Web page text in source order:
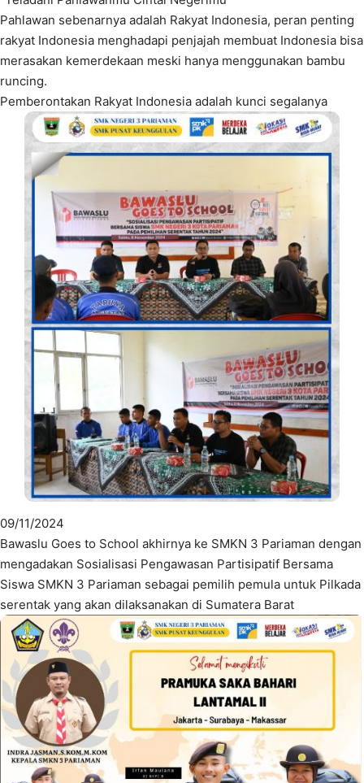
Pahlawan sebenarnya adalah Rakyat Indonesia, peran penting
rakyat Indonesia menghadapi penjajah membuat Indonesia bisa
merasakan kemerdekaan meski hanya menggunakan bambu
runcing.
Pemberontakan Rakyat Indonesia adalah kunci segalanya
09/11/2024
Bawaslu Goes to School akhirnya ke SMKN 3 Pariaman dengan
mengadakan Sosialisasi Pengawasan Partisipatif Bersama
Siswa SMKN 3 Pariaman sebagai pemilih pemula untuk Pilkada
serentak yang akan dilaksanakan di Sumatera Barat